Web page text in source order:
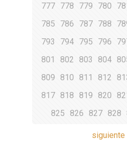
777 778 779 780
785
786 787 788
793
794 795 796
801
802 803 804
809
810 811 812
817 818 819 820
825
826 827 828
siguiente